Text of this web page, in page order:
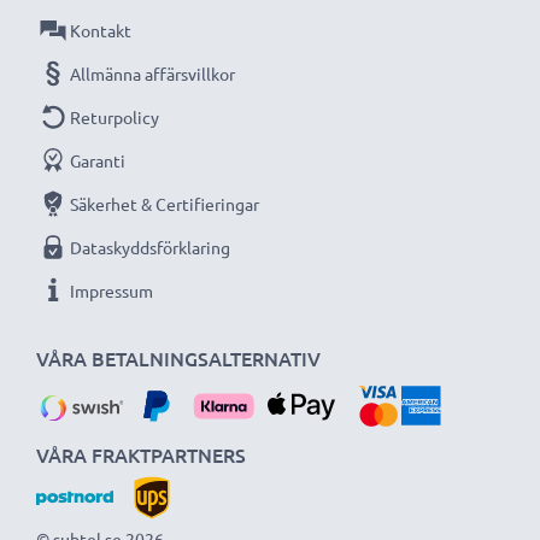
VÅRA BETALNINGSALTERNATIV
Kontakt
Allmänna affärsvillkor
Returpolicy
Garanti
Säkerhet & Certifieringar
Dataskyddsförklaring
Impressum
VÅRA FRAKTPARTNERS